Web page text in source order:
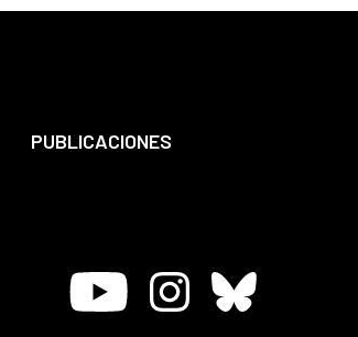
PUBLICACIONES
Youtube InstagramBluesky